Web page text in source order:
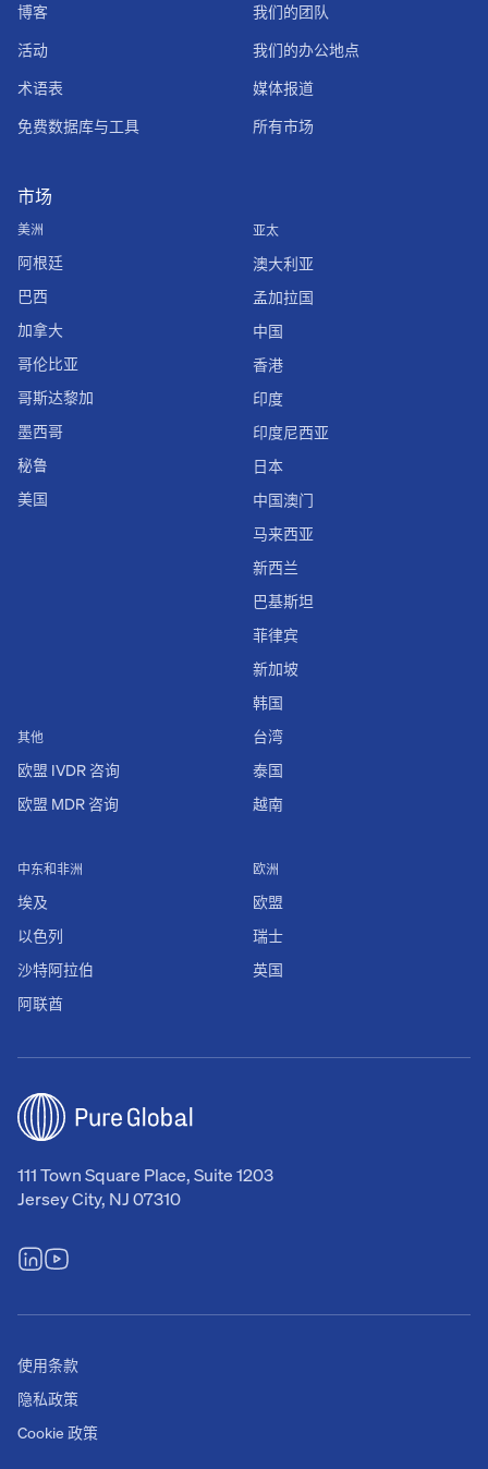
111 Town Square Place, Suite 1203
Jersey City, NJ 07310
博客
活动
术语表
免费数据库与工具
我们的团队
我们的办公地点
媒体报道
所有市场
市场
美洲
阿根廷
巴西
加拿大
哥伦比亚
哥斯达黎加
墨西哥
秘鲁
美国
其他
欧盟 IVDR 咨询
欧盟 MDR 咨询
欧洲
欧盟
瑞士
英国
中东和非洲
埃及
以色列
沙特阿拉伯
阿联酋
亚太
澳大利亚
孟加拉国
中国
香港
印度
印度尼西亚
日本
中国澳门
马来西亚
新西兰
巴基斯坦
菲律宾
新加坡
韩国
台湾
泰国
越南
使用条款
隐私政策
Cookie 政策